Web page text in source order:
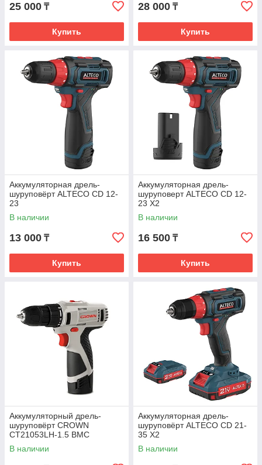
25 000 ₸
Купить
28 000 ₸
Купить
Аккумуляторная дрель-
шуруповёрт ALTECO CD 12-
23
В наличии
13 000 ₸
Купить
Аккумуляторная дрель-
шуруповерт ALTECO CD 12-
23 X2
В наличии
16 500 ₸
Купить
Аккумуляторный дрель-
шуруповёрт CROWN
CT21053LH‑1.5 BMC
В наличии
Аккумуляторная дрель-
шуруповёрт ALTECO CD 21-
35 X2
В наличии